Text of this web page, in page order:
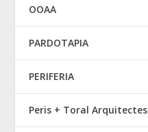
OOAA
PARDOTAPIA
PERIFERIA
Peris + Toral Arquitectes